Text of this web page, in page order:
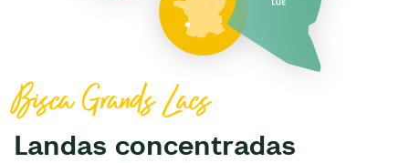
Bisca Grands Lacs
Landas concentradas